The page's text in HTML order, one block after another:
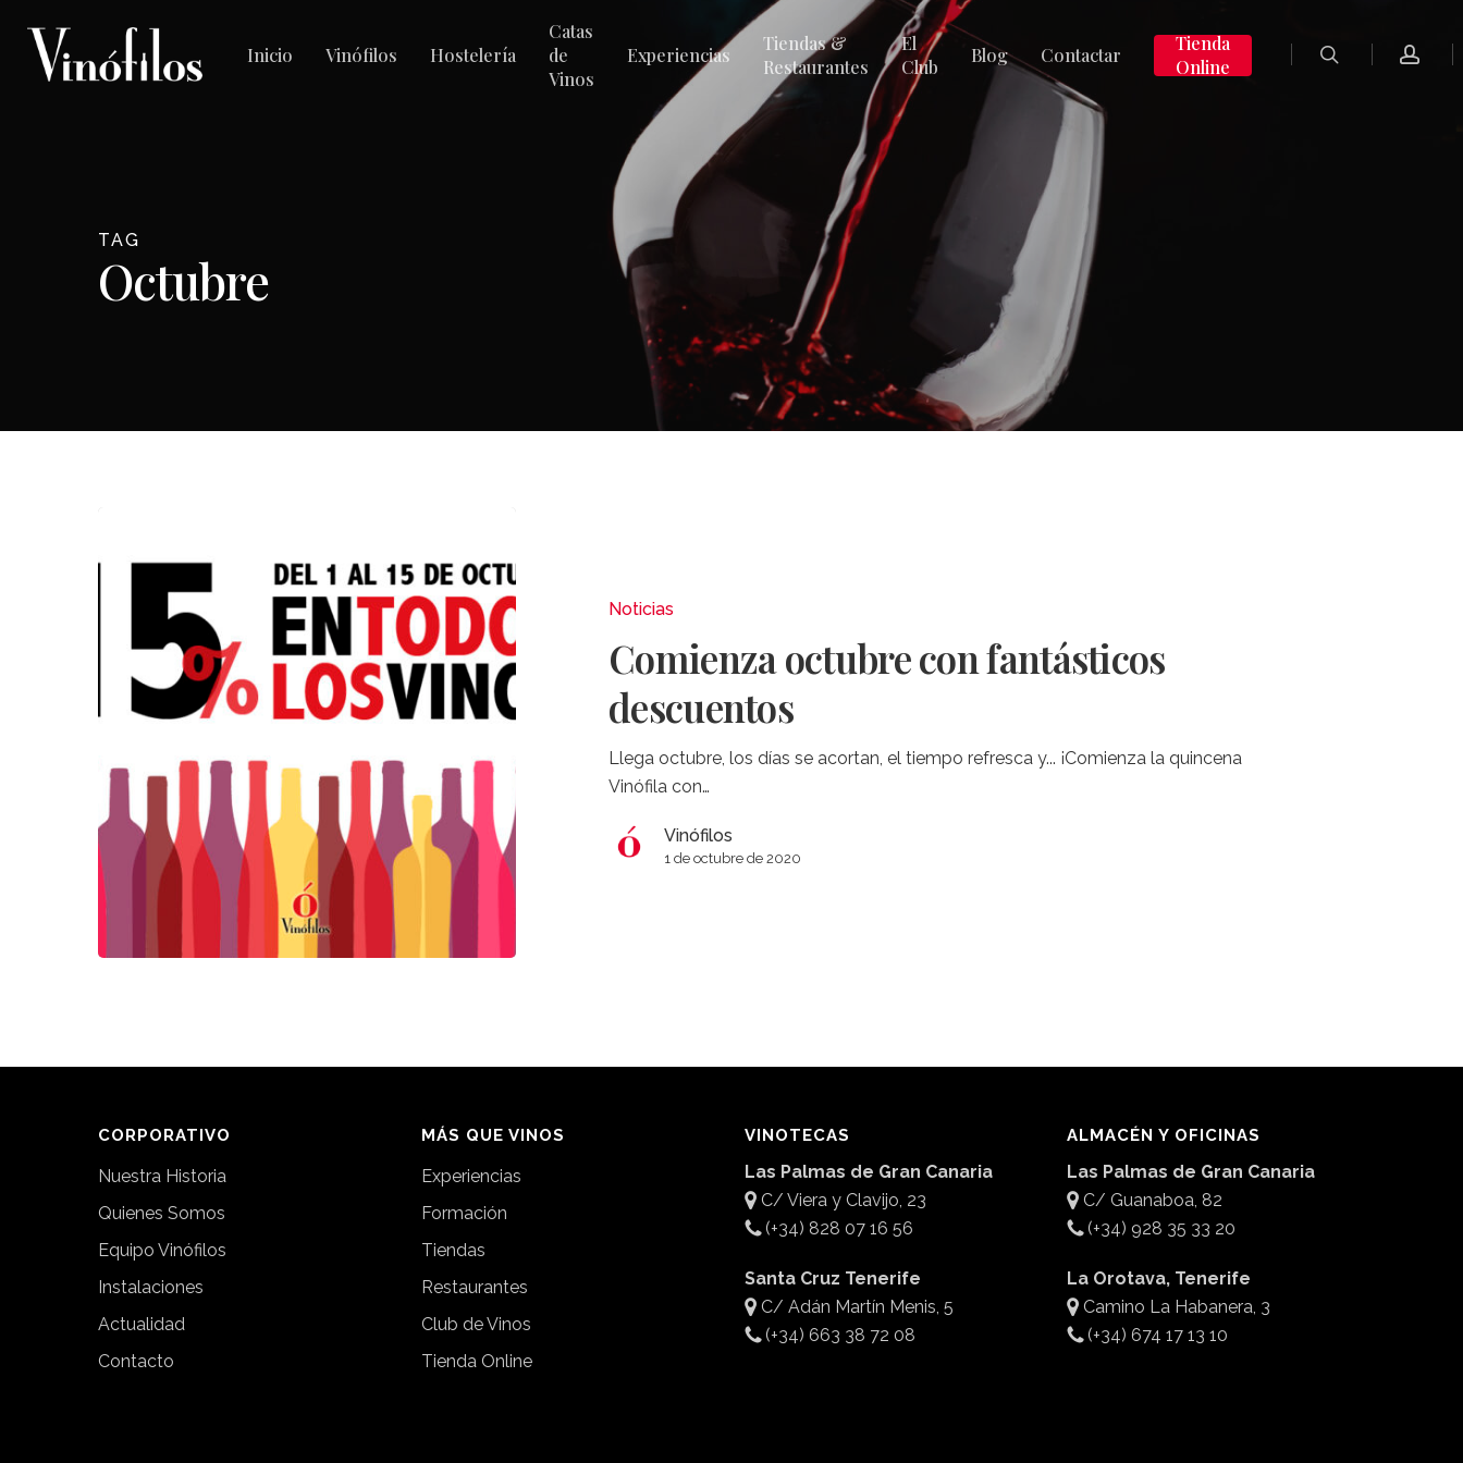
Inicio Vinófilos Hostelería
Catas
de
Vinos
Experiencias
Tiendas &
Restaurantes
El
Club
Blog Contactar
Tienda
Online
TAG
Octubre
Noticias
Comienza octubre con fantásticos
descuentos
Llega octubre, los días se acortan, el tiempo refresca y... ¡Comienza la quincena
Vinófila con…
Vinófilos
1 de octubre de 2020
CORPORATIVO
Nuestra Historia
Quienes Somos
Equipo Vinófilos
Instalaciones
Actualidad
Contacto
MÁS QUE VINOS
Experiencias
Formación
Tiendas
Restaurantes
Club de Vinos
Tienda Online
VINOTECAS
Las Palmas de Gran Canaria
C/ Viera y Clavijo, 23
(+34) 828 07 16 56
Santa Cruz Tenerife
C/ Adán Martín Menis, 5
(+34) 663 38 72 08
ALMACÉN Y OFICINAS
Las Palmas de Gran Canaria
C/ Guanaboa, 82
(+34) 928 35 33 20
La Orotava, Tenerife
Camino La Habanera, 3
(+34) 674 17 13 10